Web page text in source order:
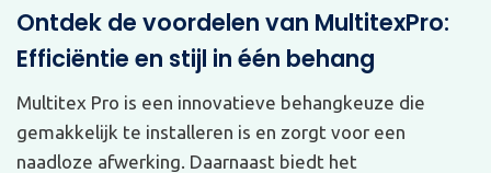
Ontdek de voordelen van MultitexPro:
Efficiëntie en stijl in één behang
Multitex Pro is een innovatieve behangkeuze die
gemakkelijk te installeren is en zorgt voor een
naadloze afwerking. Daarnaast biedt het